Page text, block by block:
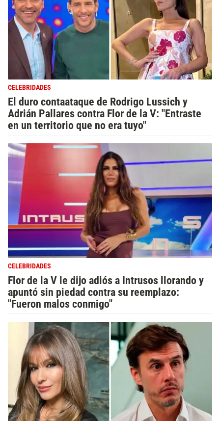
CELEBRIDADES
El duro contaataque de Rodrigo Lussich y
Adrián Pallares contra Flor de la V: "Entraste
en un territorio que no era tuyo"
CELEBRIDADES
Flor de la V le dijo adiós a Intrusos llorando y
apuntó sin piedad contra su reemplazo:
"Fueron malos conmigo"